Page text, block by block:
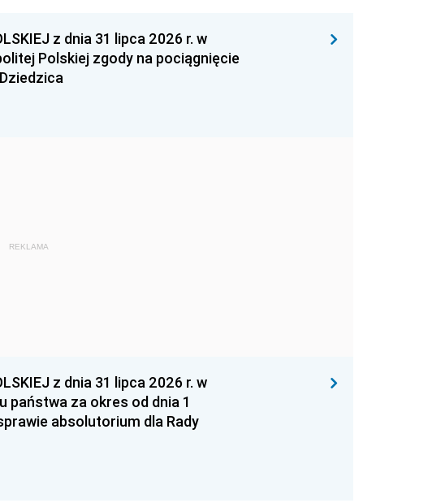
z dnia 31 lipca 2026 r. w
Polskiej zgody na pociągnięcie
REKLAMA
z dnia 31 lipca 2026 r. w
państwa za okres od dnia 1
absolutorium dla Rady